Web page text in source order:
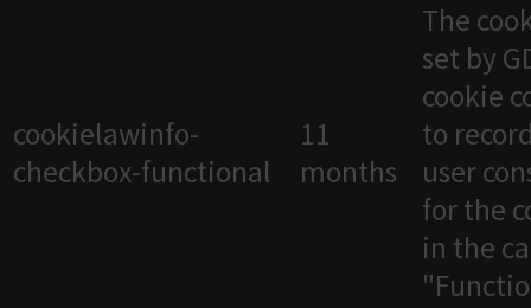
cookielawinfo-
checkbox-functional
11
months
The
set by
cookie
to
user
for the
in the